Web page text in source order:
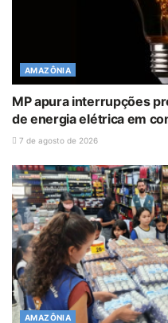
AMAZÔNIA
MP apura interrupções
de energia elétrica em
7 de agosto de 2026
AMAZÔNIA